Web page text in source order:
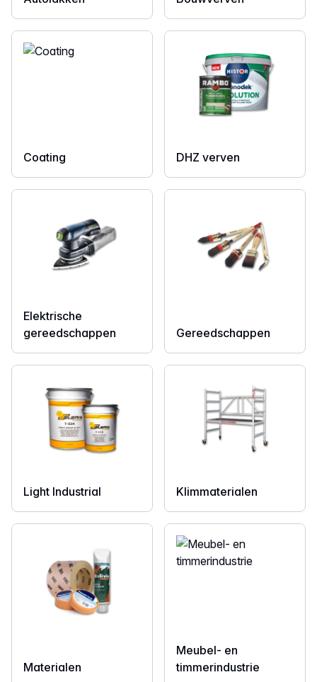
Coating DHZ verven
Elektrische
gereedschappen
Gereedschappen
Light Industrial Klimmaterialen
Materialen
Meubel- en
timmerindustrie